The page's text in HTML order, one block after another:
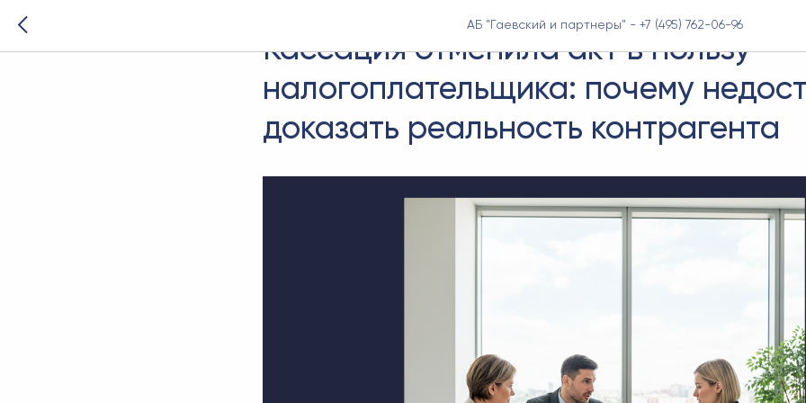
АБ "Гаевский и партнеры" - +7 (495) 762-06-96
Кассация отменила акт в пользу
налогоплательщика: почему
доказать реальность контрагента